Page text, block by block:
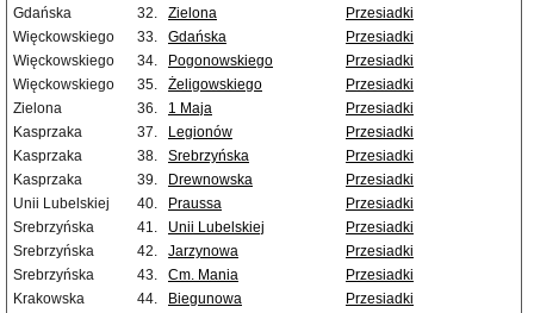
Gdańska
32. Zielona
Przesiadki
Więckowskiego
33. Gdańska
Przesiadki
Więckowskiego
34. Pogonowskiego
Przesiadki
Więckowskiego
35. Żeligowskiego
Przesiadki
Zielona
36. 1 Maja
Przesiadki
Kasprzaka
37. Legionów
Przesiadki
Kasprzaka
38. Srebrzyńska
Przesiadki
Kasprzaka
39. Drewnowska
Przesiadki
Unii Lubelskiej
40. Praussa
Przesiadki
Srebrzyńska
41. Unii Lubelskiej
Przesiadki
Srebrzyńska
42. Jarzynowa
Przesiadki
Srebrzyńska
43. Cm. Mania
Przesiadki
Krakowska
44. Biegunowa
Przesiadki